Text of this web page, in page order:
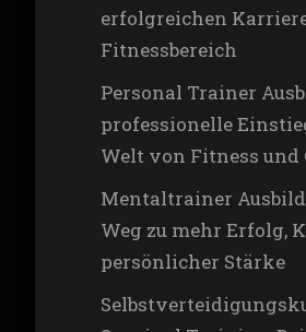
erfolgreichen
Fitnessbereich
Personal Trainer
professionelle
Welt von Fitness und
Mentaltrainer
Weg zu mehr Erfolg,
persönlicher Stärke